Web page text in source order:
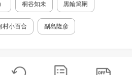
桐谷知未 黒輪篤嗣
村小百合 副島隆彦